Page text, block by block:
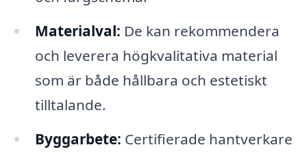
Materialval: De kan rekommendera
och leverera högkvalitativa material
som är både hållbara och estetiskt
tilltalande.
Byggarbete: Certifierade hantverkare